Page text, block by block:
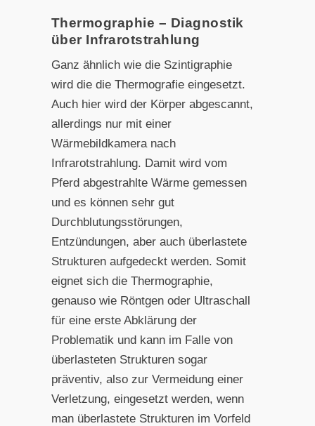
Thermographie – Diagnostik
über Infrarotstrahlung
Ganz ähnlich wie die Szintigraphie
wird die die Thermografie eingesetzt.
Auch hier wird der Körper abgescannt,
allerdings nur mit einer
Wärmebildkamera nach
Infrarotstrahlung. Damit wird vom
Pferd abgestrahlte Wärme gemessen
und es können sehr gut
Durchblutungsstörungen,
Entzündungen, aber auch überlastete
Strukturen aufgedeckt werden. Somit
eignet sich die Thermographie,
genauso wie Röntgen oder Ultraschall
für eine erste Abklärung der
Problematik und kann im Falle von
überlasteten Strukturen sogar
präventiv, also zur Vermeidung einer
Verletzung, eingesetzt werden, wenn
man überlastete Strukturen im Vorfeld